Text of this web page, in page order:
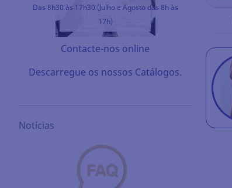
Das 8h30 às 17h30 (Julho e Agosto das 8h às
17h)
Contacte-nos online
Descarregue os nossos Catálogos.
Notícias